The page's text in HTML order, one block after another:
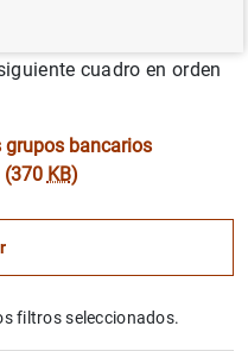
cuadro en orden
grupos bancarios
(370 KB)
filtros seleccionados.